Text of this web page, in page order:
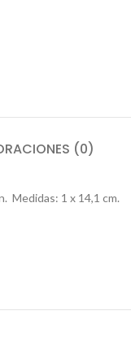
(0)
Medidas: 1 x 14,1 cm.